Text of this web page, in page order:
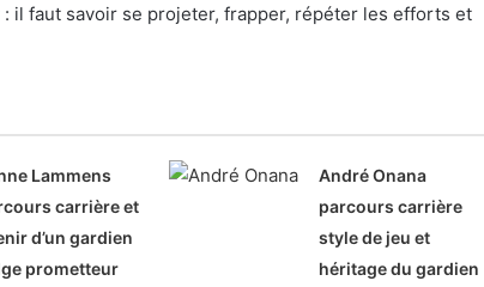
il faut savoir se projeter, frapper, répéter les efforts et
Lammens
carrière et
d’un gardien
prometteur
André Onana
parcours carrière
style de jeu et
héritage du gardien